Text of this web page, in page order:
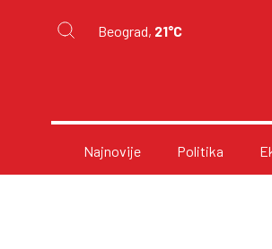
Beograd, 21°C
Najnovije Politika